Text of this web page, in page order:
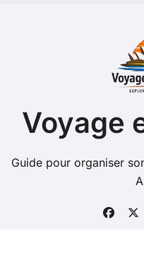
Voyage
Guide pour organiser